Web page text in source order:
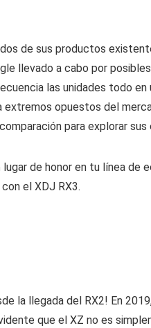
de sus productos
llevado a cabo por
las unidades todo en
extremos opuestos del
para explorar
de honor en tu línea de
el XDJ RX3.
la llegada del RX2! En
que el XZ no es